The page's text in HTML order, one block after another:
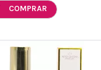
COMPRAR